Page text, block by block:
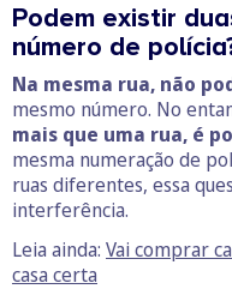
Podem existir
número de
Na mesma rua, não
mesmo número. No
mais que uma rua, é
mesma numeração de
ruas diferentes, essa
interferência.
Leia ainda: Vai comprar
casa certa